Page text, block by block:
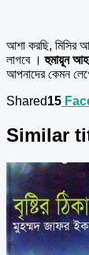
আশা করছি, মিসির
লাগবে । হুমায়ূন
আপনাদের কেমন
Shared15
Similar